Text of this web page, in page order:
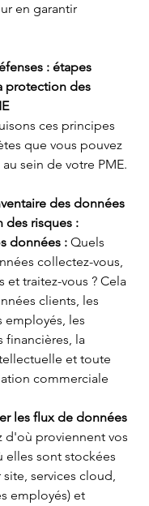
en garantir
: étapes
protection des
ces principes
que vous pouvez
sein de votre PME.
des données
des risques :
données : Quels
collectez-vous,
et traitez-vous ? Cela
clients, les
employés, les
financières, la
et toute
commerciale
les flux de données
d'où proviennent vos
elles sont stockées
site, services cloud,
employés) et